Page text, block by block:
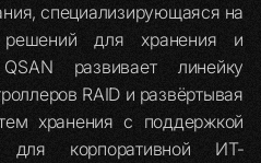
специализирующаяся на
решений для хранения и
развивает линейку
RAID и развёртывая
хранения с поддержкой
для корпоративной ИТ‐